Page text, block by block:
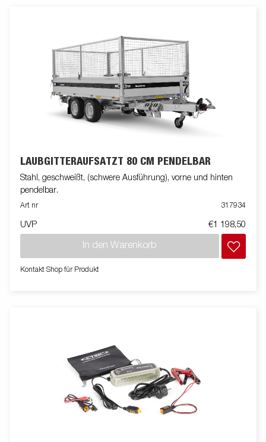
LAUBGITTERAUFSATZT 80 CM PENDELBAR
Stahl, geschweißt, (schwere Ausführung), vorne und hinten
pendelbar.
Art nr 317934
UVP €1 198,50
In den Warenkorb
Kontakt Shop für Produkt